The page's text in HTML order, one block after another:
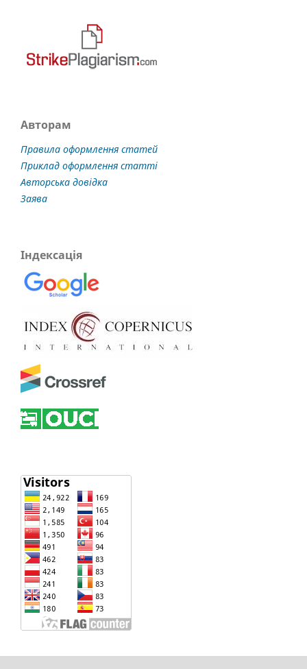
Авторам
Правила оформлення статей
Приклад оформлення статті
Авторська довідка
Заява
Індексація